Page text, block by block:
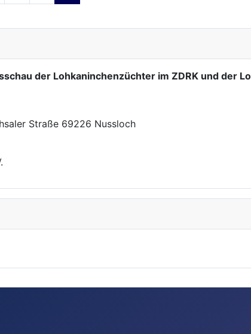
der Lohkaninchenzüchter im ZDRK und der
Straße 69226 Nussloch